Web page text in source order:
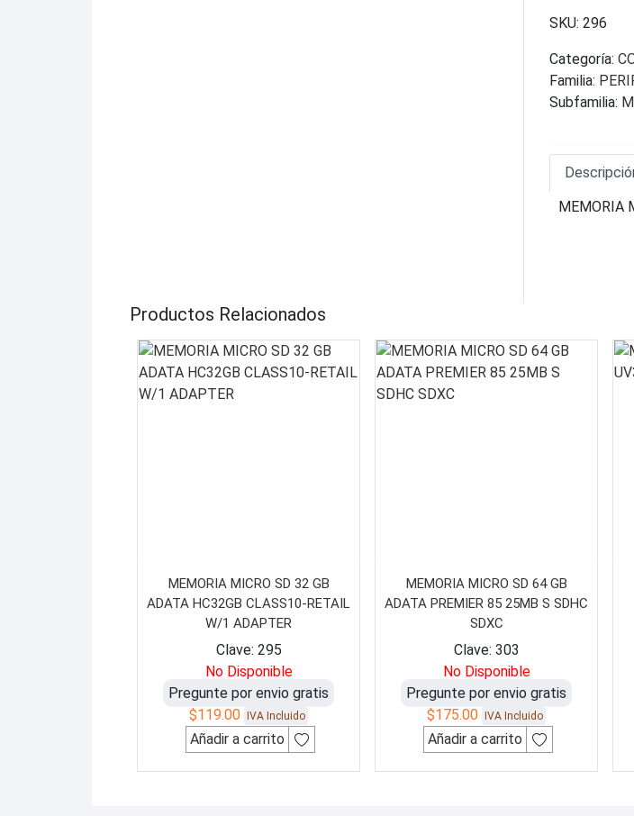
SKU: 296
Categoría:
Familia:
Subfamilia:
MEMORIA
Productos Relacionados
MEMORIA MICRO SD 32 GB
ADATA HC32GB CLASS10-RETAIL
W/1 ADAPTER
Clave: 295
No Disponible
Pregunte por envio gratis
$119.00 IVA Incluido
Añadir a carrito
MEMORIA MICRO SD 64 GB
ADATA PREMIER 85 25MB S SDHC
SDXC
Clave: 303
No Disponible
Pregunte por envio gratis
$175.00 IVA Incluido
Añadir a carrito